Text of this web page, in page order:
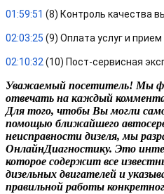
01:59:51 (8) Контроль качества
02:03:25 (9) Оплата услуг и
02:10:32 (10) Пост-сервисная
Уважаемый посетитель! Мы
отвечать на каждый
Для того, чтобы Вы могли
помощью ближайшего
неисправности дизеля, мы
ОнлайнДиагностику. Это
которое содержит все
дизельных двигателей и
правильной работы